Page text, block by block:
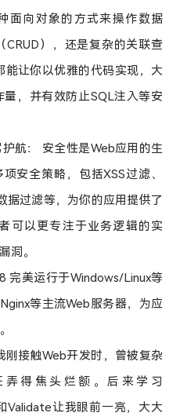
面向对象的方式来操作数据
），还是复杂的关联查
能让你以优雅的代码实现，大
，并有效防止SQL注入等安
航： 安全性是Web应用的生
安全策略，包括XSS过滤、
据过滤等，为你的应用提供了
可以更专注于业务逻辑的实
洞。
完美运行于Windows/Linux等
等主流Web服务器，为应
接触Web开发时，曾被复杂
得焦头烂额。后来学习
Validate让我眼前一亮，大大